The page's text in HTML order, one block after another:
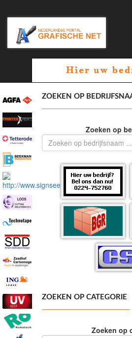
ZOEKEN OP
Zoeken op
ZOEKEN OP CATEGORIE
Zoeken op